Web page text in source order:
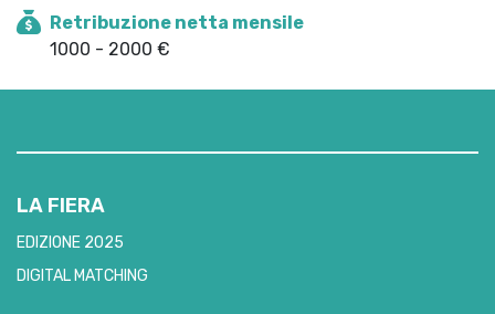
Retribuzione netta mensile
1000 - 2000 €
LA FIERA
EDIZIONE 2025
DIGITAL MATCHING